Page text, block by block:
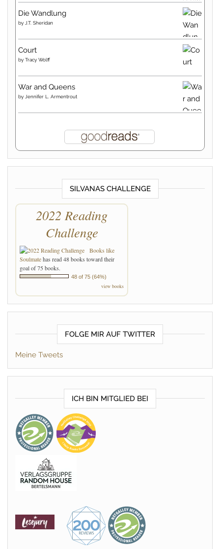
Die Wandlung
by J.T. Sheridan
Court
by Tracy Wolff
War and Queens
by Jennifer L. Armentrout
SILVANAS CHALLENGE
2022 Reading
Challenge
Books like
Soulmatehas read 48 books toward their
goal of 75 books.
48 of 75 (64%)
view books
FOLGE MIR AUF TWITTER
Meine Tweets
ICH BIN MITGLIED BEI